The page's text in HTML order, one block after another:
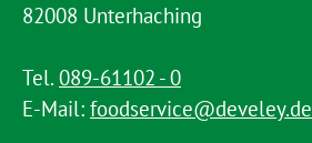
82008 Unterhaching
Tel. 089-61102 - 0
E-Mail: foodservice@develey.de